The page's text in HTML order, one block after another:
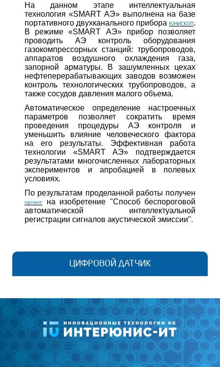
На данном этапе интеллектуальная
технология «SMART АЭ» выполнена на базе
портативного двухканального прибора
ЮНИСКОП .
В режиме «SMART АЭ» прибор позволяет
проводить АЭ контроль оборудования
газокомпрессорных станций: трубопроводов,
аппаратов воздушного охлаждения газа,
запорной арматуры. В зашумленных цехах
нефтеперерабатывающих заводов возможен
контроль технологических трубопроводов, а
также сосудов давления малого объема.
Автоматическое определение настроечных
параметров позволяет сократить время
проведения процедуры АЭ контроля и
уменьшить влияние человеческого фактора
на его результаты. Эффективная работа
технологии «SMART АЭ» подтверждается
результатами многочисленных лабораторных
экспериментов и апробацией в полевых
условиях.
По результатам проделанной работы получен
патент
на изобретение "Способ беспороговой
автоматической интеллектуальной
регистрации сигналов акустической эмиссии".
ЦИФРОВОЙ ДАТЧИК
«Цифровой датчик» - это новая архитектура
построения акустико-эмиссионных (АЭ) комплексов,
разработанная компанией «ИНТЕРЮНИС-ИТ»,